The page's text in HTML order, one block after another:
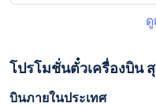
ดู
โปรโมชั่นตั๋วเครื่องบิน
บินภายในประเทศ